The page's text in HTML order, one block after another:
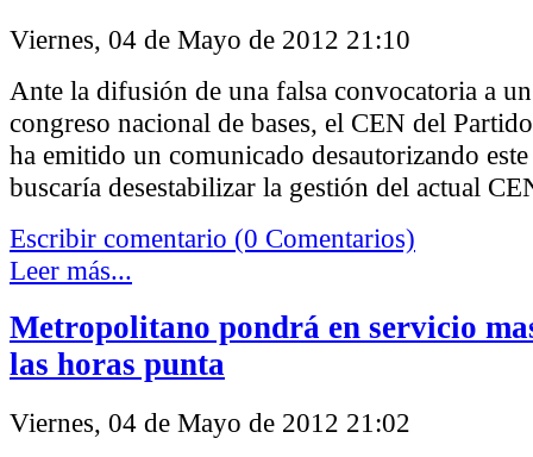
Viernes, 04 de Mayo de 2012 21:10
Ante la difusión de una falsa convocatoria a
congreso nacional de bases, el CEN del
ha emitido un comunicado desautorizando
buscaría desestabilizar la gestión del actual
Escribir comentario (0 Comentarios)
Leer más...
Metropolitano pondrá en servicio
las horas punta
Viernes, 04 de Mayo de 2012 21:02